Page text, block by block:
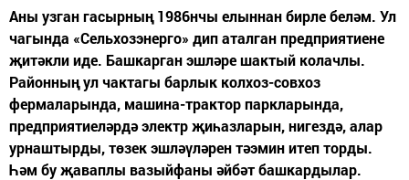
Аны узган гасырның 1986нчы елыннан бирле беләм. Ул
чагында «Сельхозэнерго» дип аталган предприятиене
җитәкли иде. Башкарган эшләре шактый колачлы.
Районның ул чактагы барлык колхоз-совхоз
фермаларында, машина-трактор паркларында,
предприятиеләрдә электр җиһазларын, нигездә, алар
урнаштырды, төзек эшләүләрен тәэмин итеп торды.
Һәм бу җаваплы вазыйфаны әйбәт башкардылар.